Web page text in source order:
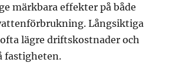
märkbara effekter på både
Långsiktiga
lägre driftskostnader och
fastigheten.